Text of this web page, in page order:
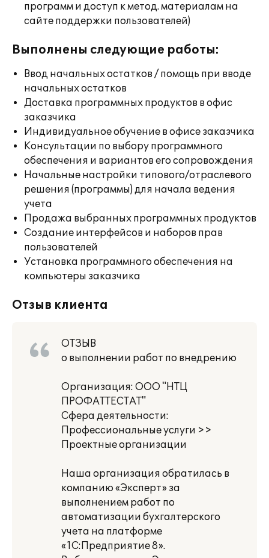
программ и доступ к метод. материалам на
сайте поддержки пользователей)
Выполнены следующие работы:
Ввод начальных остатков / помощь при вводе
начальных остатков
Доставка программных продуктов в офис
заказчика
Индивидуальное обучение в офисе заказчика
Консультации по выбору программного
обеспечения и вариантов его сопровождения
Начальные настройки типового/отраслевого
решения (программы) для начала ведения
учета
Продажа выбранных программных продуктов
Создание интерфейсов и наборов прав
пользователей
Установка программного обеспечения на
компьютеры заказчика
Отзыв клиента
ОТЗЫВ
о выполнении работ по внедрению
Организация: ООО "НТЦ
ПРОФАТТЕСТАТ"
Сфера деятельности:
Профессиональные услуги >>
Проектные организации
Наша организация обратилась в
компанию «Эксперт» за
выполнением работ по
автоматизации бухгалтерского
учета на платформе
«1С:Предприятие 8».